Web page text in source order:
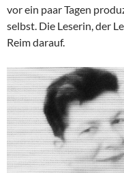
vor ein paar Tagen
selbst. Die Leserin, der
Reim darauf.